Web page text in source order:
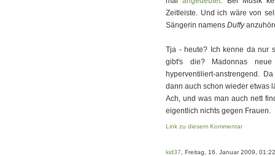
Zeitleiste. Und ich wäre von
Sängerin namens Duffy
Tja - heute? Ich kenne da nur
gibt's die? Madonnas
hyperventiliert-anstrengend.
dann auch schon wieder etwas
Ach, und was man auch nett
eigentlich nichts gegen Frauen.
Link zu diesem Kommentar
kid37 , Freitag, 16. Januar 2009, 01:22